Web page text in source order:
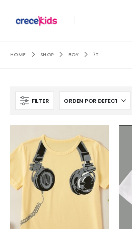
HOME SHOP BOY 7T
FILTER